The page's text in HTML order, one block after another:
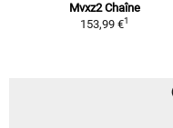
Mvxz2 Chaîne
153,99 €1